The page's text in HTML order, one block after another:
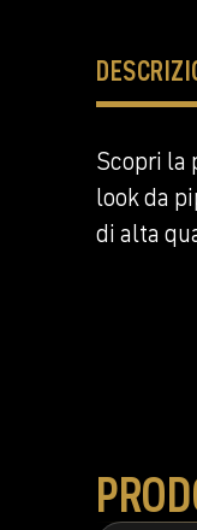
Scopri la
look da
di alta